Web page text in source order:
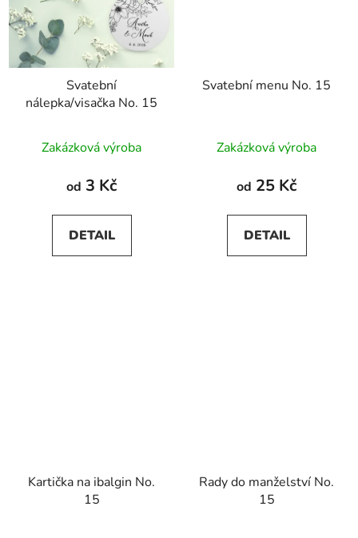
Svatební
nálepka/visačka No. 15
Zakázková výroba
od 3 Kč
DETAIL
Svatební menu No. 15
Zakázková výroba
od 25 Kč
DETAIL
Kartička na ibalgin No.
15
Rady do manželství No.
15